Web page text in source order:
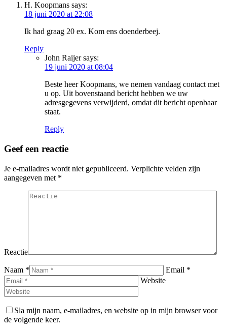
H. Koopmans says:
18 juni 2020 at 22:08
Ik had graag 20 ex. Kom ens doenderbeej.
Reply
John Raijer says:
19 juni 2020 at 08:04
Beste heer Koopmans, we nemen vandaag contact met
u op. Uit bovenstaand bericht hebben we uw
adresgegevens verwijderd, omdat dit bericht openbaar
staat.
Reply
Geef een reactie
Je e-mailadres wordt niet gepubliceerd. Verplichte velden zijn
aangegeven met *
Reactie
Naam *
Email *
Website
Sla mijn naam, e-mailadres, en website op in mijn browser voor
de volgende keer.